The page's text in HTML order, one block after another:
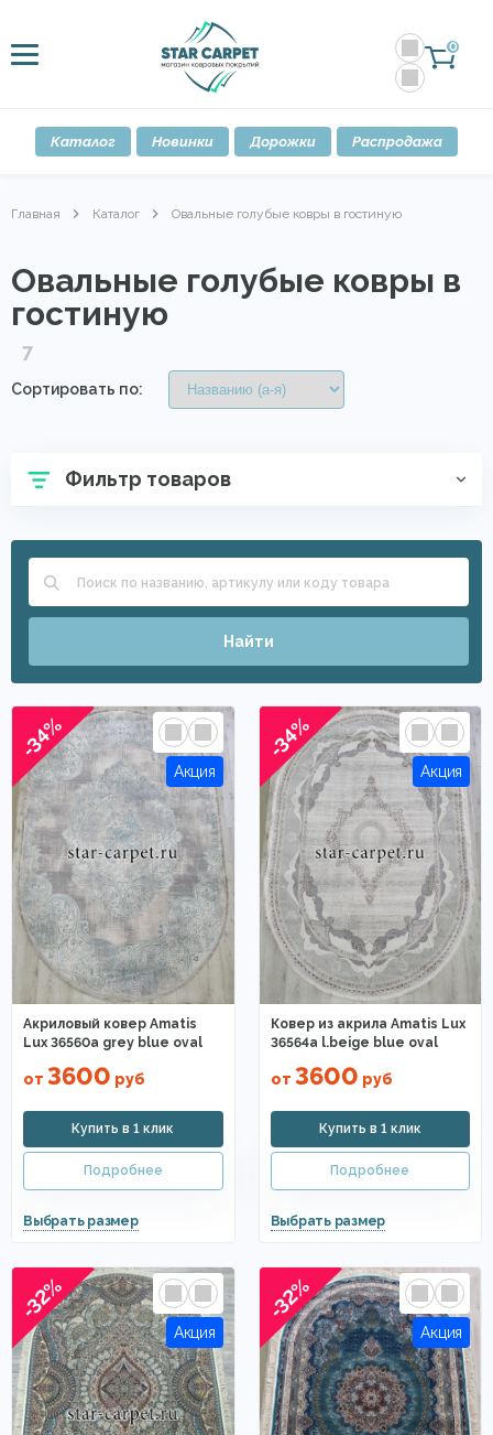
0
Каталог Новинки Дорожки Распродажа
Главная Каталог Овальные голубые ковры в гостиную
Овальные голубые ковры в
гостиную
7
Сортировать по:
Фильтр товаров
Найти
-34%
Акриловый ковер Amatis
Lux 36560a grey blue oval
от 3600 руб
-34%
Ковер из акрила Amatis Lux
36564a l.beige blue oval
от 3600 руб
-32% -32%